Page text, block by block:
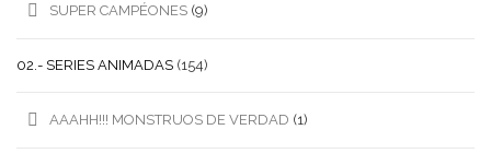
SUPER CAMPÉONES (9)
02.- SERIES ANIMADAS (154)
AAAHH!!! MONSTRUOS DE VERDAD (1)